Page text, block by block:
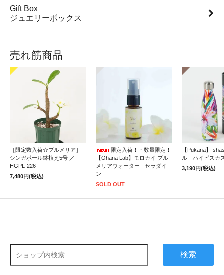
Gift Box
ジュエリーボックス
売れ筋商品
［限定数入荷☆プルメリア］
シンガポール鉢植え5号 ／
HGPL-226
7,480円(税込)
限定入荷！・数量限定！
【Ohana Lab】モロカイ プル
メリアウォーター - セラダイ
ン -
SOLD OUT
【Pukana】
ル ハイビスカ
3,190円(税込)
検索